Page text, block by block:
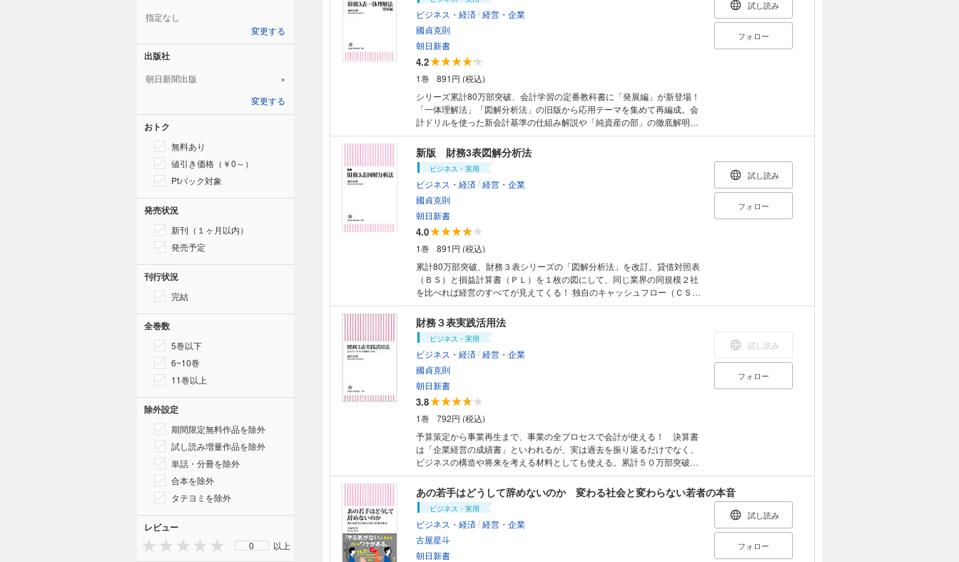
ビジネス・経済/経営・企業
國貞克則
朝日新書
4.2
1巻
891円 (税込)
シリーズ累計80万部突破、会計学習の定番教科書に「発展編」が新登場！
「一体理解法」「図解分析法」の旧版から応用テーマを集めて再編成。会
計ドリルを使った新会計基準の仕組み解説や「純資産の部」の徹底解明な
ど、「一歩上」を目指すビジネスパーソンに最適！
試し読み
フォロー
新版 財務3表図解分析法
ビジネス・実用
ビジネス・経済/経営・企業
國貞克則
朝日新書
4.0
1巻
891円 (税込)
累計80万部突破、財務３表シリーズの「図解分析法」を改訂。貸借対照表
（ＢＳ）と損益計算書（ＰＬ）を１枚の図にして、同じ業界の同規模２社
を比べれば経営のすべてが見えてくる！ 独自のキャッシュフロー（ＣＳ）
分析で経営戦略も解明。全ビジネスパーソン必読！
試し読み
フォロー
財務３表実践活用法
ビジネス・実用
ビジネス・経済/経営・企業
國貞克則
朝日新書
3.8
1巻
792円 (税込)
予算策定から事業再生まで、事業の全プロセスで会計が使える！ 決算書
は「企業経営の成績書」といわれるが、実は過去を振り返るだけでなく、
ビジネスの構造や将来を考える材料としても使える。累計５０万部突破の
「財務３表シリーズ」第３弾。「理解」から「分析」、そして「実践活
用」へ。あなたの会社の事業で即、使える！ 全ビジネスマン必読。
試し読み
フォロー
あの若手はどうして辞めないのか 変わる社会と変わらない若者の本音
ビジネス・実用
ビジネス・経済/経営・企業
古屋星斗
朝日新書
試し読み
フォロー
指定なし
変更する
出版社
朝日新聞出版 ×
変更する
おトク
無料あり
値引き価格（￥0～）
Ptバック対象
発売状況
新刊（１ヶ月以内）
発売予定
刊行状況
完結
全巻数
5巻以下
6~10巻
11巻以上
除外設定
期間限定無料作品を除外
試し読み増量作品を除外
単話・分冊を除外
合本を除外
タテヨミを除外
レビュー
0 以上